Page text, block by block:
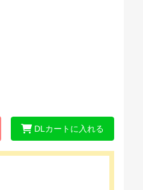
DLカートに入れる